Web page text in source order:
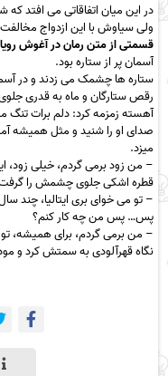
در این میان اتفاقاتی می افتد که
ولی سیاوش با این ازدواج
قسمتی از متن رمان در آغوش رویا
آسمان پر از ستاره بود.
ستاره ها چشمک می زدند و در
رقص ستارگان و ماه به قدری
آهسته زمزمه کرد: دلم برات تنگ
صدای او را شنید و مثل همیشه
میزد.
– من زود برمی گردم، خیلی زود،
قطره اشکی جلوی چشمش را
– تو می خوای بری ایتالیا، چند
پس… پس من چه کار کنم؟
– من برمی گردم، برای همیشه،
نگاه قهرآلودی به سمتش کرد و